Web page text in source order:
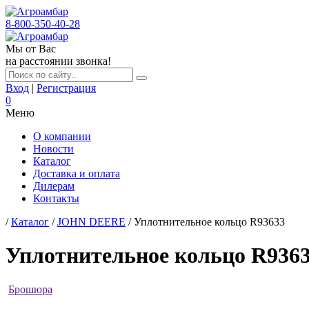
8-800-350-40-28
Мы от Вас
на расстоянии звонка!
Вход | Регистрация
0
Меню
О компании
Новости
Каталог
Доставка и оплата
Дилерам
Контакты
/Каталог /JOHN DEERE / Уплотнительное кольцо R93633
Уплотнительное кольцо
Брошюра